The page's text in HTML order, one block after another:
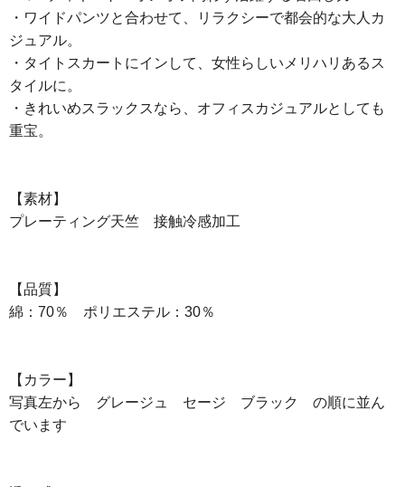
・ワイドパンツと合わせて、リラクシーで都会的な大人カ
ジュアル。
・タイトスカートにインして、女性らしいメリハリあるス
タイルに。
・きれいめスラックスなら、オフィスカジュアルとしても
重宝。
【素材】
プレーティング天竺 接触冷感加工
【品質】
綿：70％ ポリエステル：30％
【カラー】
写真左から グレージュ セージ ブラック の順に並ん
でいます